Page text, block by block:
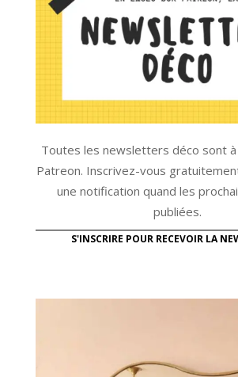
Toutes les newsletters déco sont
Patreon. Inscrivez-vous
une notification quand les
publiées.
S'INSCRIRE POUR RECEVOIR LA